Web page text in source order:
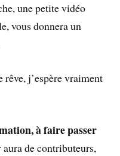
une petite vidéo
vous donnera un
j’espère vraiment
à faire passer
de contributeurs,